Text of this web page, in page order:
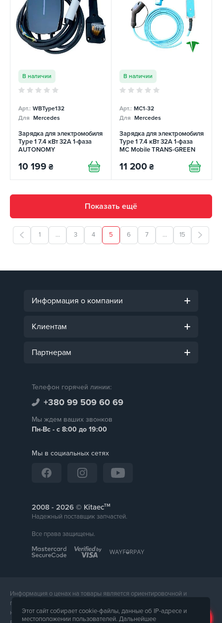
В наличии
Арт.: WBType132
Для Mercedes
Зарядка для электромобиля
Type 1 7.4 кВт 32А 1-фаза
AUTONOMY
10 199 ₴
В наличии
Арт.: MC1-32
Для Mercedes
Зарядка для электромобиля
Type 1 7.4 кВт 32A 1-фаза
MC Mobile TRANS-GREEN
11 200 ₴
Показать ещё
1 ... 3 4 5 6 7 ... 15
Информация о компании
Клиентам
Партнерам
Телефон горячей линии:
+380 99 509 60 69
Мы ждем ваших звонков
Пн-Вс - с 8:00 до 19:00
Мы в социальных сетях
2008 - © Kitaecтм
Надежный поставщик запчастей.
Все права защищены.
Информация о ценах на товары является ориентировочной и
предоставляется для справки. Точная стоимость товара будет
названа менеджером магазина при подтверждении заказа. Внешний
Этот сайт собирает cookie-файлы, данные об IP-адресе и
местоположении пользователей. Дальнейшее